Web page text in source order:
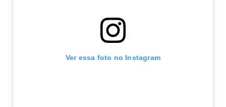
Ver essa foto no Instagram